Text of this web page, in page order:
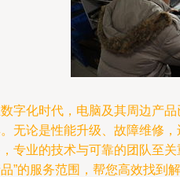
字化时代，电脑及其周边产
无论是性能升级、故障维修
专业的技术与可靠的团队至
”的服务范围，帮您高效找到